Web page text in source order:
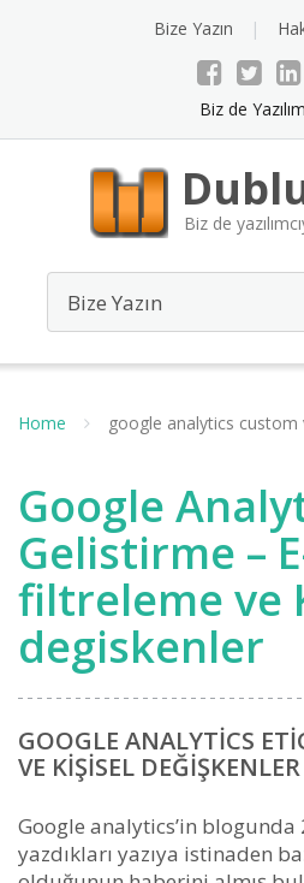
Bize Yazın
Biz de
Biz de
Home google analytics custom
Google
Gelistirme –
filtreleme ve
degiskenler
GOOGLE ANALYTICS
VE KIŞISEL DEĞIŞKENLER
Google analytics’in blogunda
yazdıkları yazıya istinaden